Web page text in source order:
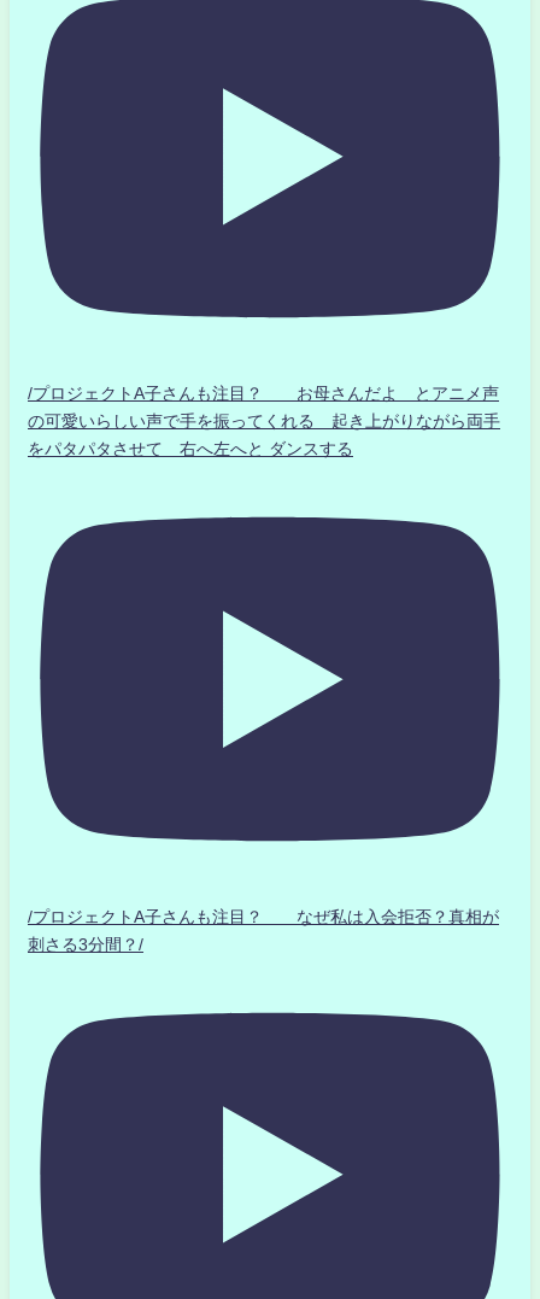
/プロジェクトA子さんも注目？ お母さんだよ とアニメ声
の可愛いらしい声で手を振ってくれる 起き上がりながら両手
をパタパタさせて 右へ左へと ダンスする
/プロジェクトA子さんも注目？ なぜ私は入会拒否？真相が
刺さる3分間？/